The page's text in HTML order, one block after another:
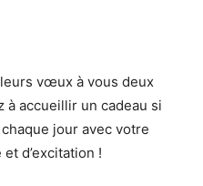
vœux à vous deux
à accueillir un cadeau si
jour avec votre
d’excitation !